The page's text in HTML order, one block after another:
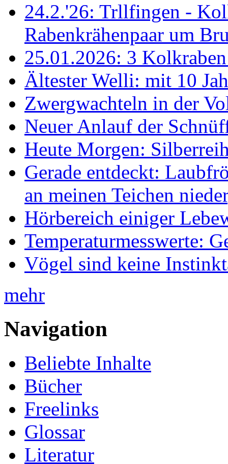
24.2.'26: Trllfingen -
Rabenkrähenpaar um
25.01.2026: 3
Ältester Welli: mit 10
Zwergwachteln in der
Neuer Anlauf der
Heute Morgen:
Gerade entdeckt:
an meinen Teichen
Hörbereich einiger
Temperaturmesswerte:
Vögel sind keine
mehr
Navigation
Beliebte Inhalte
Bücher
Freelinks
Glossar
Literatur